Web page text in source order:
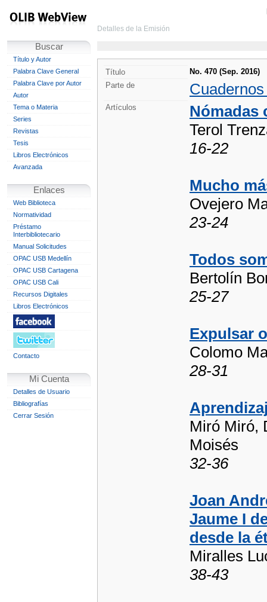
Buscar
Título y Autor
Palabra Clave General
Palabra Clave por Autor
Autor
Tema o Materia
Series
Revistas
Tesis
Libros Electrónicos
Avanzada
Enlaces
Web Biblioteca
Normatividad
Préstamo
Interbibliotecario
Manual Solicitudes
OPAC USB Medellín
OPAC USB Cartagena
OPAC USB Cali
Recursos Digitales
Libros Electrónicos
Contacto
Mi Cuenta
Detalles de Usuario
Bibliografías
Cerrar Sesión
Detalles de la Emisión
Título
No. 470 (Sep. 2016)
Parte de
Artículos
Nómadas
Terol
16-22
Mucho
Ovejero
23-24
Todos
Bertolín
25-27
Expulsar
Colomo
28-31
Miró Miró,
Moisés
32-36
Joan
Jaume I
desde la
Miralles
38-43